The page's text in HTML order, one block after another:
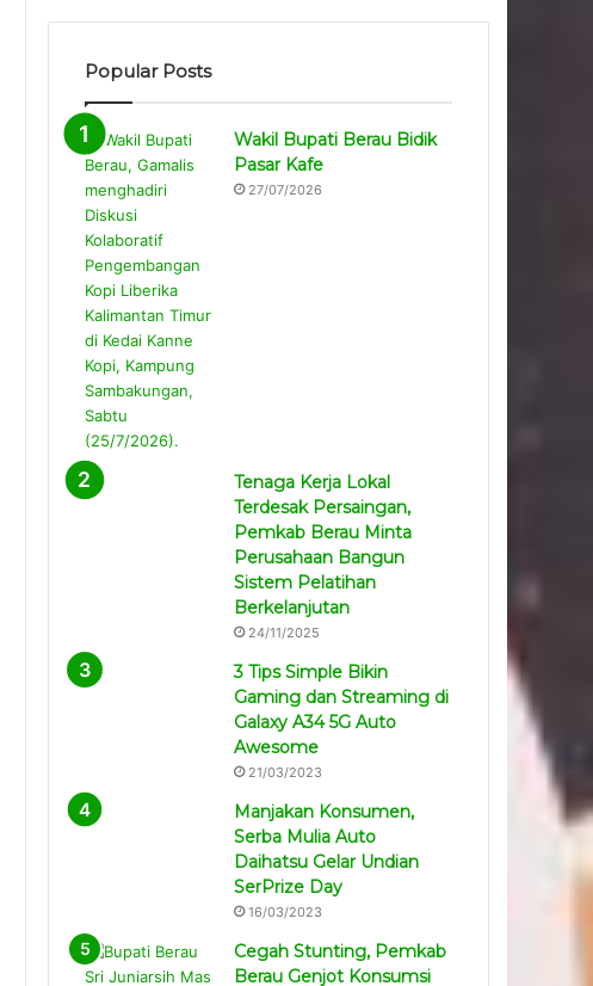
Popular Posts
Wakil Bupati Berau Bidik
Pasar Kafe
27/07/2026
Tenaga Kerja Lokal
Terdesak Persaingan,
Pemkab Berau Minta
Perusahaan Bangun
Sistem Pelatihan
Berkelanjutan
24/11/2025
3 Tips Simple Bikin
Gaming dan Streaming di
Galaxy A34 5G Auto
Awesome
21/03/2023
Manjakan Konsumen,
Serba Mulia Auto
Daihatsu Gelar Undian
SerPrize Day
16/03/2023
Cegah Stunting, Pemkab
Berau Genjot Konsumsi